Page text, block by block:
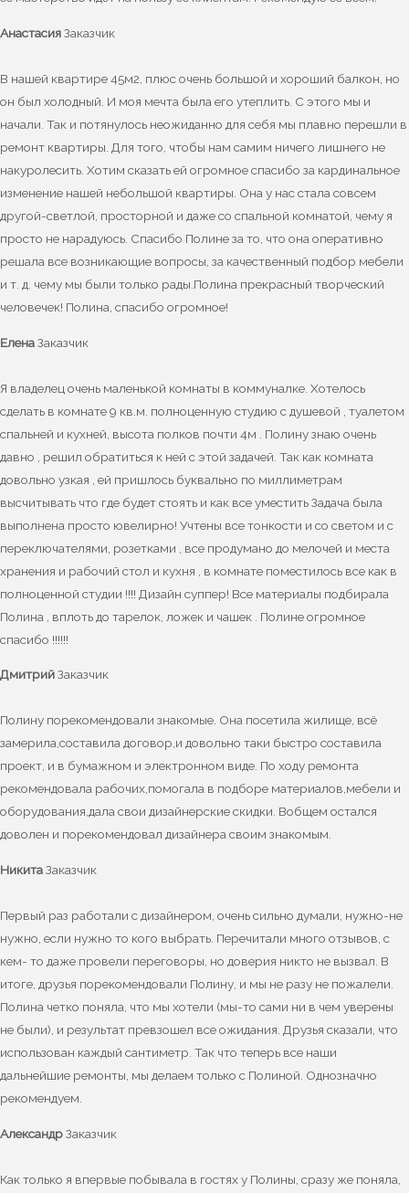
АнастасияЗаказчик
В нашей квартире 45м2, плюс очень большой и хороший балкон, но
он был холодный. И моя мечта была его утеплить. С этого мы и
начали. Так и потянулось неожиданно для себя мы плавно перешли в
ремонт квартиры. Для того, чтобы нам самим ничего лишнего не
накуролесить. Хотим сказать ей огромное спасибо за кардинальное
изменение нашей небольшой квартиры. Она у нас стала совсем
другой-светлой, просторной и даже со спальной комнатой, чему я
просто не нарадуюсь. Спасибо Полине за то, что она оперативно
решала все возникающие вопросы, за качественный подбор мебели
и т. д. чему мы были только рады.Полина прекрасный творческий
человечек! Полина, спасибо огромное!
ЕленаЗаказчик
Я владелец очень маленькой комнаты в коммуналке. Хотелось
сделать в комнате 9 кв.м. полноценную студию с душевой , туалетом
спальней и кухней, высота полков почти 4м . Полину знаю очень
давно , решил обратиться к ней с этой задачей. Так как комната
довольно узкая , ей пришлось буквально по миллиметрам
высчитывать что где будет стоять и как все уместить Задача была
выполнена просто ювелирно! Учтены все тонкости и со светом и с
переключателями, розетками , все продумано до мелочей и места
хранения и рабочий стол и кухня , в комнате поместилось все как в
полноценной студии !!!! Дизайн суппер! Все материалы подбирала
Полина , вплоть до тарелок, ложек и чашек . Полине огромное
спасибо !!!!!!
ДмитрийЗаказчик
Полину порекомендовали знакомые. Она посетила жилище, всё
замерила,составила договор,и довольно таки быстро составила
проект, и в бумажном и электронном виде. По ходу ремонта
рекомендовала рабочих,помогала в подборе материалов,мебели и
оборудования,дала свои дизайнерские скидки. Вобщем остался
доволен и порекомендовал дизайнера своим знакомым.
НикитаЗаказчик
Первый раз работали с дизайнером, очень сильно думали, нужно-не
нужно, если нужно то кого выбрать. Перечитали много отзывов, с
кем- то даже провели переговоры, но доверия никто не вызвал. В
итоге, друзья порекомендовали Полину, и мы не разу не пожалели.
Полина четко поняла, что мы хотели (мы-то сами ни в чем уверены
не были), и результат превзошел все ожидания. Друзья сказали, что
использован каждый сантиметр. Так что теперь все наши
дальнейшие ремонты, мы делаем только с Полиной. Однозначно
рекомендуем.
АлександрЗаказчик
Как только я впервые побывала в гостях у Полины, сразу же поняла,